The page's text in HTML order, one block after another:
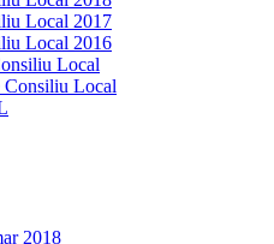
Local 2017
Local 2016
Local
Consiliu Local
2018